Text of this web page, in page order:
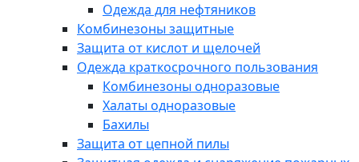
Одежда для нефтяников
Комбинезоны защитные
Защита от кислот и щелочей
Одежда краткосрочного пользования
Комбинезоны одноразовые
Халаты одноразовые
Бахилы
Защита от цепной пилы